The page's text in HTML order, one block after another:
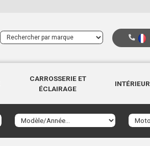
CARROSSERIE ET
ÉCLAIRAGE
INTÉRIEUR